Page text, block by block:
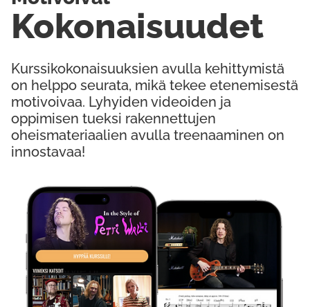
Kokeile Ilmaiseksi
Kurssikokonaisuuksien avulla kehittymistä
on helppo seurata, mikä tekee etenemisestä
motivoivaa. Lyhyiden videoiden ja
oppimisen tueksi rakennettujen
oheismateriaalien avulla treenaaminen on
innostavaa!
Kokonaisuudet